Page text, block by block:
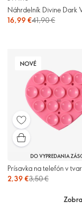
Náhrdelník Divine Dark
16,99 €41,90 €
NOVÉ
DO VYPREDANIA
Prísavka na telefón v
2,39 €3,50 €